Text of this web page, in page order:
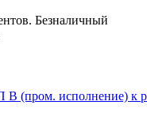
Безналичный
(пром. исполнение) к